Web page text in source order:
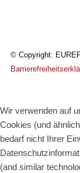
© Copyright:
Wir verwenden auf
Cookies (und
bedarf nicht Ihrer
(and similar